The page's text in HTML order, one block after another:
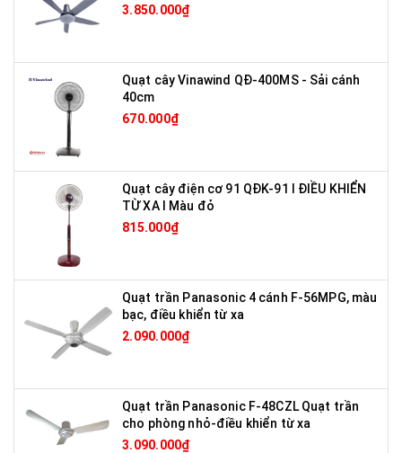
3.850.000₫
Quạt cây Vinawind QĐ-400MS - Sải cánh
40cm
670.000₫
Quạt cây điện cơ 91 QĐK-91 I ĐIỀU KHIỂN
TỪ XA I Màu đỏ
815.000₫
Quạt trần Panasonic 4 cánh F-56MPG, màu
bạc, điều khiển từ xa
2.090.000₫
Quạt trần Panasonic F-48CZL Quạt trần
cho phòng nhỏ-điều khiển từ xa
3.090.000₫